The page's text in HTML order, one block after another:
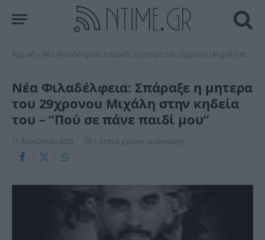
Αρχική Νέα Φιλαδέλφεια: Σπάραξε η μητερα του 29χρονου Μιχάλη στην κηδεία του – “Πού σε πάνε παιδί μου”
Νέα Φιλαδέλφεια: Σπάραξε η μητερα
του 29χρονου Μιχάλη στην κηδεία
του – “Πού σε πάνε παιδί μου”
11 Αυγούστου 2023 1 λεπτό χρόνος ανάγνωσης